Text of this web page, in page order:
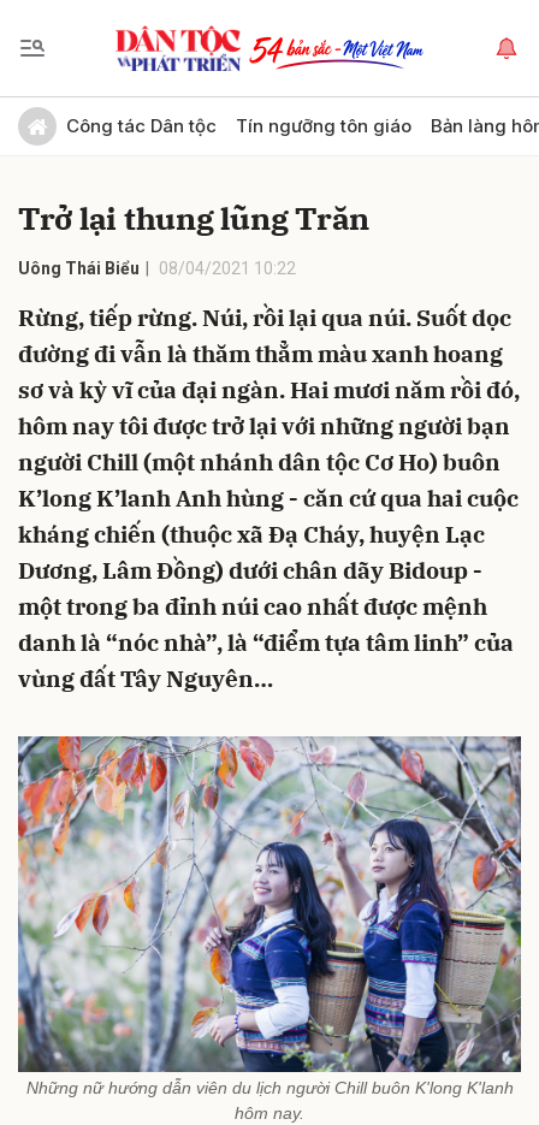
Công tác Dân tộc Tín ngưỡng tôn giáo Bản làng
Trở lại thung lũng Trăn
Uông Thái Biểu 08/04/2021 10:22
Rừng, tiếp rừng. Núi, rồi lại qua núi. Suốt dọc
đường đi vẫn là thăm thẳm màu xanh hoang
sơ và kỳ vĩ của đại ngàn. Hai mươi năm rồi đó,
hôm nay tôi được trở lại với những người bạn
người Chill (một nhánh dân tộc Cơ Ho) buôn
K’long K’lanh Anh hùng - căn cứ qua hai cuộc
kháng chiến (thuộc xã Đạ Cháy, huyện Lạc
Dương, Lâm Đồng) dưới chân dãy Bidoup -
một trong ba đỉnh núi cao nhất được mệnh
danh là “nóc nhà”, là “điểm tựa tâm linh” của
vùng đất Tây Nguyên…
Những nữ hướng dẫn viên du lịch người Chill buôn K'long K'lanh
hôm nay.
Gửi bình luận
Hủy Gửi